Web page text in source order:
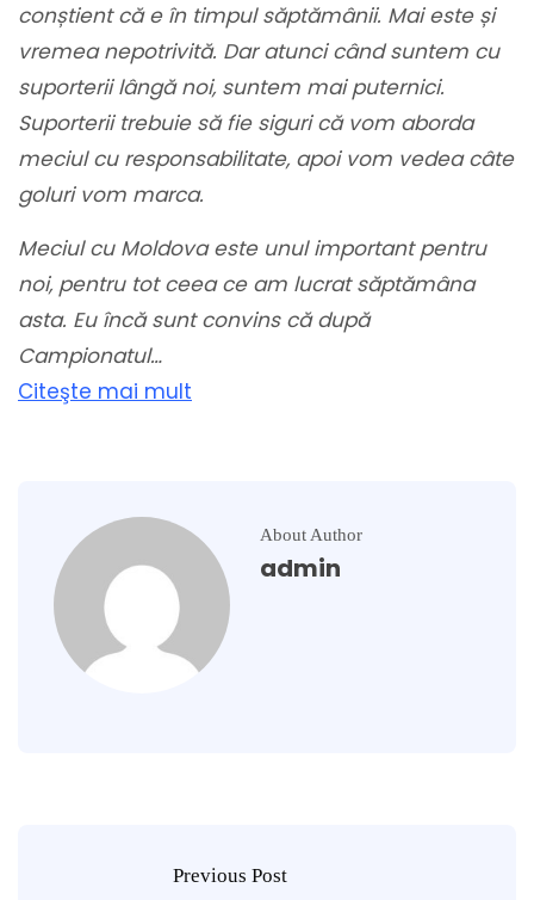
conștient că e în timpul săptămânii. Mai este și
vremea nepotrivită. Dar atunci când suntem cu
suporterii lângă noi, suntem mai puternici.
Suporterii trebuie să fie siguri că vom aborda
meciul cu responsabilitate, apoi vom vedea câte
goluri vom marca.
Meciul cu Moldova este unul important pentru
noi, pentru tot ceea ce am lucrat săptămâna
asta. Eu încă sunt convins că după
Campionatul…
Citeşte mai mult
About Author
admin
Previous Post